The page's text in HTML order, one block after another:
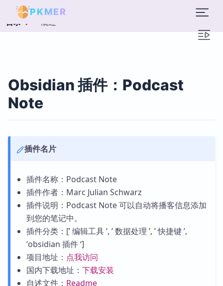
PKMER
目录 概述
Obsidian 插件：Podcast
Note
插件名片
插件名称：Podcast Note
插件作者：Marc Julian Schwarz
插件说明：Podcast Note 可以自动将播客信息添加
到您的笔记中。
插件分类：[’ 编辑工具 ’, ’ 数据处理 ’, ’ 快捷键 ’,
‘obsidian 插件 ‘]
项目地址： 点我访问
国内下载地址： 下载安装
自述文件： Readme